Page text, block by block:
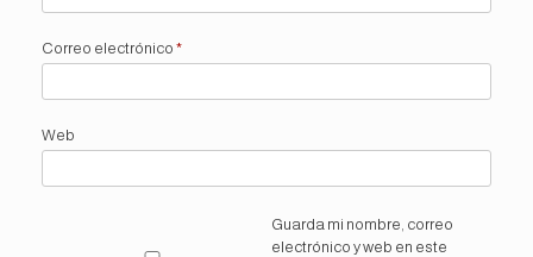
Correo electrónico *
Web
Guarda mi nombre, correo
electrónico y web en este